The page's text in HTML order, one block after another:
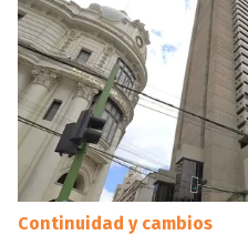
Continuidad y cambios